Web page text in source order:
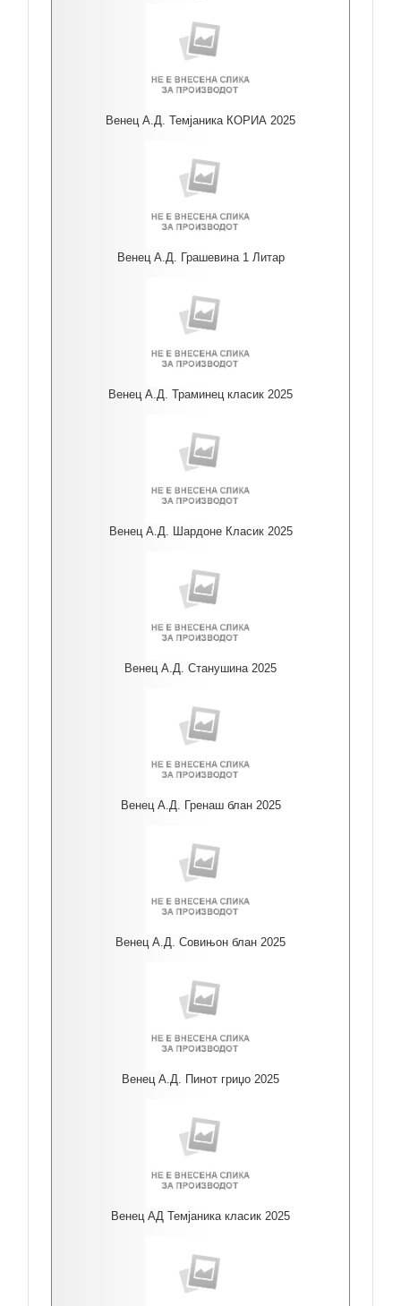
Венец А.Д. Темјаника КОРИА 2025
Венец А.Д. Грашевина 1 Литар
Венец А.Д. Траминец класик 2025
Венец А.Д. Шардоне Класик 2025
Венец А.Д. Станушина 2025
Венец А.Д. Гренаш блан 2025
Венец А.Д. Совињон блан 2025
Венец А.Д. Пинот гриџо 2025
Венец АД Темјаника класик 2025